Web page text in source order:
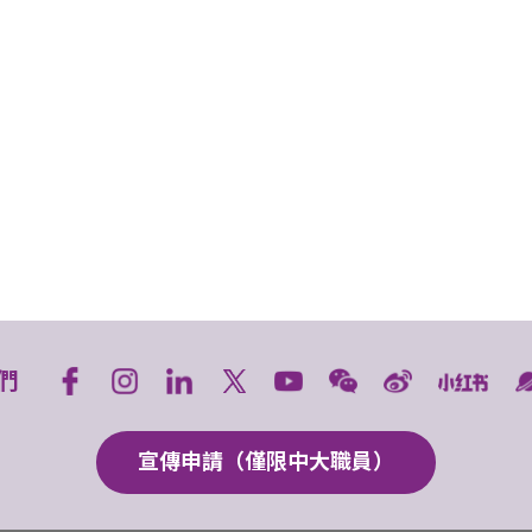
宣傳申請（僅限中大職員）